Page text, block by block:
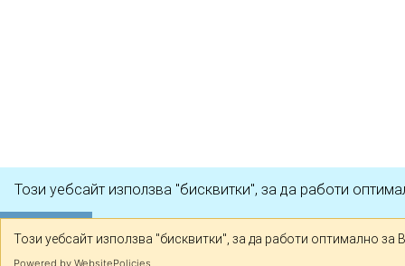
Този уебсайт използва "бисквитки", за да работи
Разбрах
Този уебсайт използва "бисквитки", за да работи оптимално за
Powered by WebsitePolicies